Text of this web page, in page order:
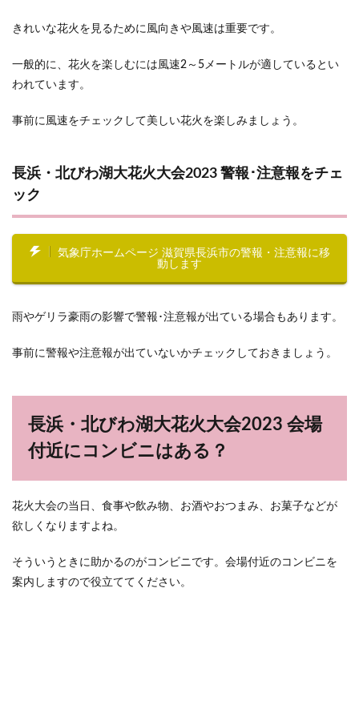
きれいな花火を見るために風向きや風速は重要です。
一般的に、花火を楽しむには風速2～5メートルが適しているとい
われています。
事前に風速をチェックして美しい花火を楽しみましょう。
長浜・北びわ湖大花火大会2023 警報･注意報をチェ
ック
気象庁ホームページ 滋賀県長浜市の警報・注意報に移
動します
雨やゲリラ豪雨の影響で警報･注意報が出ている場合もあります。
事前に警報や注意報が出ていないかチェックしておきましょう。
長浜・北びわ湖大花火大会2023 会場
付近にコンビニはある？
花火大会の当日、食事や飲み物、お酒やおつまみ、お菓子などが
欲しくなりますよね。
そういうときに助かるのがコンビニです。会場付近のコンビニを
案内しますので役立ててください。